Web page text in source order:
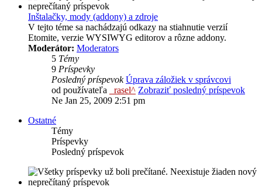
Inštalačky, mody (addony) a zdroje
V tejto téme sa nachádzajú odkazy na stiahnutie verzií
Etomite, verzie WYSIWYG editorov a rôzne addony.
Moderátor: Moderators
5 Témy
9 Príspevky
Posledný príspevok Úprava záložiek v správcovi
od používateľa
_rasel^ Zobraziť posledný príspevok
Ne Jan 25, 2009 2:51 pm
Ostatné
Témy
Príspevky
Posledný príspevok